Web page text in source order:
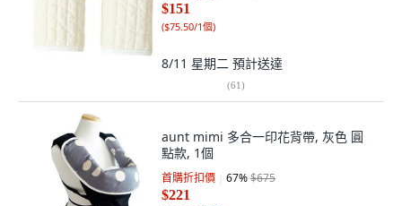
$151
($75.50/1個)
8/11 星期二 預計送達
(61)
aunt mimi 多合一印花背帶, 灰色 圓
點款, 1個
首購折扣價 67%$675
$221